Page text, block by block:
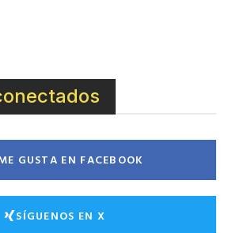
GUSTA EN FACEBOOK
SÍGUENOS EN X